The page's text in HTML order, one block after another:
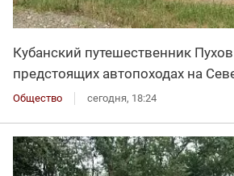
Кубанский путешественник
предстоящих автопоходах на
Общество сегодня, 18:24